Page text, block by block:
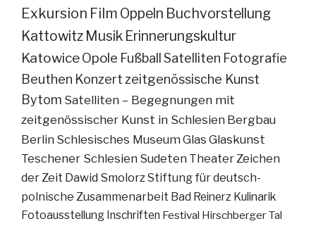
Exkursion Film Oppeln Buchvorstellung
Kattowitz Musik Erinnerungskultur
KatowiceOpole FußballSatelliten Fotografie
Beuthen Konzertzeitgenössische Kunst
Bytom Satelliten – Begegnungen mit
zeitgenössischer Kunst in Schlesien Bergbau
Berlin Schlesisches MuseumGlas Glaskunst
Teschener Schlesien Sudeten TheaterZeichen
der Zeit Dawid SmolorzStiftung für deutsch-
polnische Zusammenarbeit Bad Reinerz Kulinarik
Fotoausstellung Inschriften Festival Hirschberger Tal